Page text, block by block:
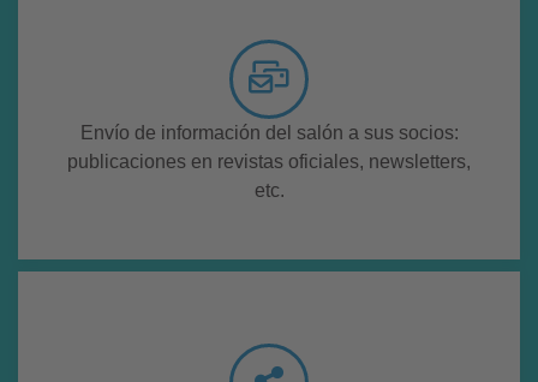
Envío de información del salón a sus socios:
publicaciones en revistas oficiales, newsletters,
etc.